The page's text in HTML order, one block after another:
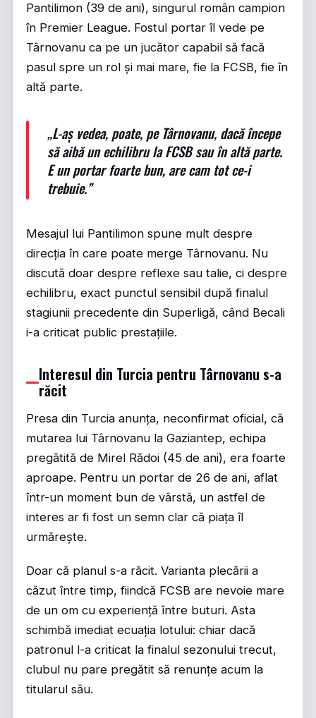
Pantilimon (39 de ani), singurul român campion
în Premier League. Fostul portar îl vede pe
Târnovanu ca pe un jucător capabil să facă
pasul spre un rol și mai mare, fie la FCSB, fie în
altă parte.
„L-aș vedea, poate, pe Târnovanu, dacă începe
să aibă un echilibru la FCSB sau în altă parte.
E un portar foarte bun, are cam tot ce-i
trebuie.”
Mesajul lui Pantilimon spune mult despre
direcția în care poate merge Târnovanu. Nu
discută doar despre reflexe sau talie, ci despre
echilibru, exact punctul sensibil după finalul
stagiunii precedente din Superligă, când Becali
i-a criticat public prestațiile.
Interesul din Turcia pentru Târnovanu s-a
răcit
Presa din Turcia anunța, neconfirmat oficial, că
mutarea lui Târnovanu la Gaziantep, echipa
pregătită de Mirel Rădoi (45 de ani), era foarte
aproape. Pentru un portar de 26 de ani, aflat
într-un moment bun de vârstă, un astfel de
interes ar fi fost un semn clar că piața îl
urmărește.
Doar că planul s-a răcit. Varianta plecării a
căzut între timp, fiindcă FCSB are nevoie mare
de un om cu experiență între buturi. Asta
schimbă imediat ecuația lotului: chiar dacă
patronul l-a criticat la finalul sezonului trecut,
clubul nu pare pregătit să renunțe acum la
titularul său.